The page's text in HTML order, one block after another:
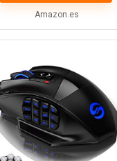
Amazon.es